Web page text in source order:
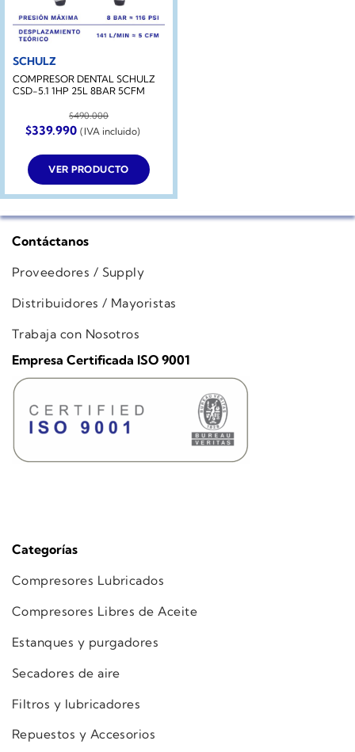
SCHULZ
COMPRESOR DENTAL SCHULZ
CSD-5.1 1HP 25L 8BAR 5CFM
$490.000
El
precio
original
era:
$490.000.
$339.990El
precio
actual
es:
$339.990.
(IVA incluido)
VER PRODUCTO
Categorías
Compresores Lubricados
Compresores Libres de Aceite
Estanques y purgadores
Secadores de aire
Filtros y lubricadores
Repuestos y Accesorios
Contáctanos
Proveedores / Supply
Distribuidores / Mayoristas
Trabaja con Nosotros
Empresa Certificada ISO 9001